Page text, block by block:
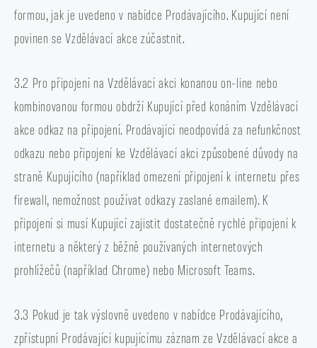
formou, jak je uvedeno v nabídce Prodávajícího. Kupující není
povinen se Vzdělávací akce zúčastnit.
3.2 Pro připojení na Vzdělávací akci konanou on-line nebo
kombinovanou formou obdrží Kupující před konáním Vzdělávací
akce odkaz na připojení. Prodávající neodpovídá za nefunkčnost
odkazu nebo připojení ke Vzdělávací akci způsobené důvody na
straně Kupujícího (například omezení připojení k internetu přes
firewall, nemožnost používat odkazy zaslané emailem). K
připojení si musí Kupující zajistit dostatečně rychlé připojení k
internetu a některý z běžně používaných internetových
prohlížečů (například Chrome) nebo Microsoft Teams.
3.3 Pokud je tak výslovně uvedeno v nabídce Prodávajícího,
zpřístupní Prodávající kupujícímu záznam ze Vzdělávací akce a